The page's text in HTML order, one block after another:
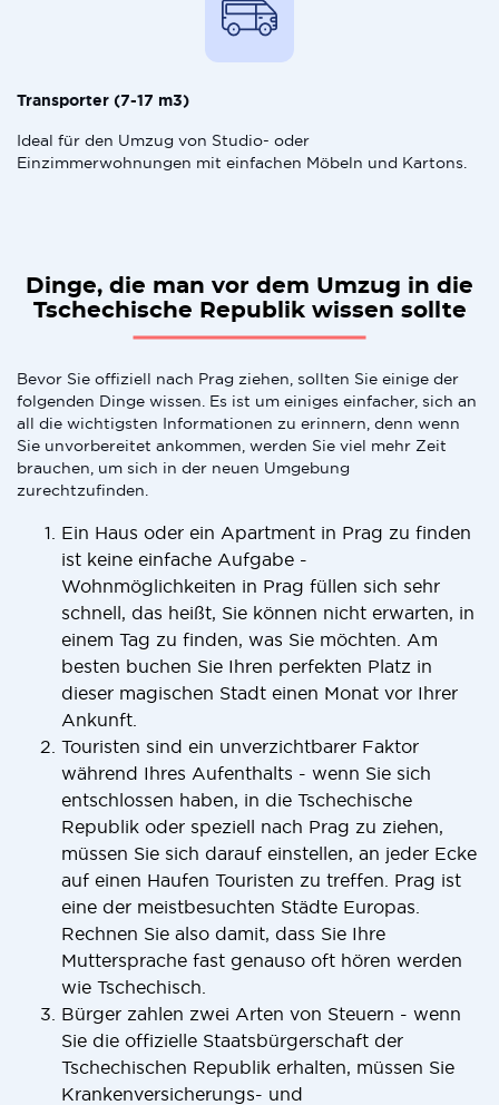
Transporter (7-17 m3)
Ideal für den Umzug von Studio- oder
Einzimmerwohnungen mit einfachen Möbeln und Kartons.
Dinge, die man vor dem Umzug in die
Tschechische Republik wissen sollte
Bevor Sie offiziell nach Prag ziehen, sollten Sie einige der
folgenden Dinge wissen. Es ist um einiges einfacher, sich an
all die wichtigsten Informationen zu erinnern, denn wenn
Sie unvorbereitet ankommen, werden Sie viel mehr Zeit
brauchen, um sich in der neuen Umgebung
zurechtzufinden.
Ein Haus oder ein Apartment in Prag zu finden
ist keine einfache Aufgabe -
Wohnmöglichkeiten in Prag füllen sich sehr
schnell, das heißt, Sie können nicht erwarten, in
einem Tag zu finden, was Sie möchten. Am
besten buchen Sie Ihren perfekten Platz in
dieser magischen Stadt einen Monat vor Ihrer
Ankunft.
Touristen sind ein unverzichtbarer Faktor
während Ihres Aufenthalts - wenn Sie sich
entschlossen haben, in die Tschechische
Republik oder speziell nach Prag zu ziehen,
müssen Sie sich darauf einstellen, an jeder Ecke
auf einen Haufen Touristen zu treffen. Prag ist
eine der meistbesuchten Städte Europas.
Rechnen Sie also damit, dass Sie Ihre
Muttersprache fast genauso oft hören werden
wie Tschechisch.
Bürger zahlen zwei Arten von Steuern - wenn
Sie die offizielle Staatsbürgerschaft der
Tschechischen Republik erhalten, müssen Sie
Krankenversicherungs- und